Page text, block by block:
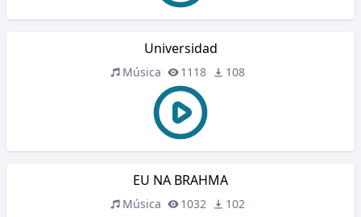
Universidad
Música 1118 108
EU NA BRAHMA
Música 1032 102